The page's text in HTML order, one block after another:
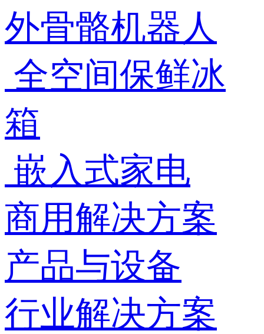
外骨骼机器人
全空间保鲜冰
箱
嵌入式家电
商用解决方案
产品与设备
行业解决方案